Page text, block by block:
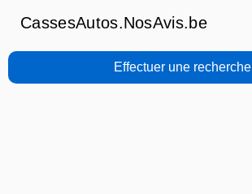
CassesAutos.NosAvis.be
Effectuer une recherche